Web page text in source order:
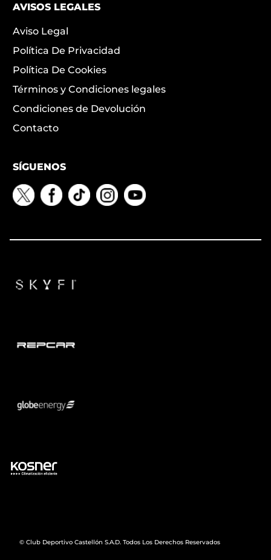
AVISOS LEGALES
Aviso Legal
Política De Privacidad
Política De Cookies
Términos y Condiciones legales
Condiciones de Devolución
Contacto
SÍGUENOS
© Club Deportivo Castellón S.A.D. Todos Los Derechos Reservados